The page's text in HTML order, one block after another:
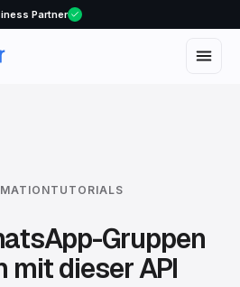
Partner
TUTORIALS
Gruppen
dieser API